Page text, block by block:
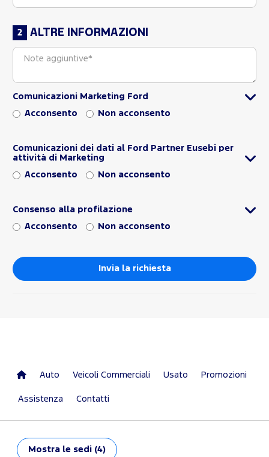
ALTRE INFORMAZIONI
Comunicazioni Marketing Ford
Acconsento Non acconsento
Comunicazioni dei dati al Ford Partner Eusebi per
attività di Marketing
Acconsento Non acconsento
Consenso alla profilazione
Acconsento Non acconsento
Auto Veicoli Commerciali Usato Promozioni
Assistenza Contatti
Mostra le sedi (4)